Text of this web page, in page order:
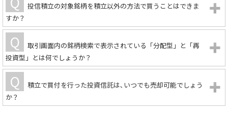
投信積立の対象銘柄を積立以外の方法で買うことはできま
すか？
取引画面内の銘柄検索で表示されている「分配型」と「再
投資型」とは何でしょうか？
積立で買付を行った投資信託は､いつでも売却可能でしょう
か？